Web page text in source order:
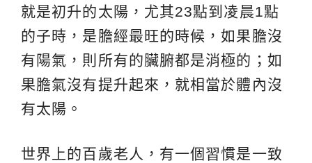
就是初升的太陽，尤其23點到凌晨1點
的子時，是膽經最旺的時候，如果膽沒
有陽氣，則所有的臟腑都是消極的；如
果膽氣沒有提升起來，就相當於體內沒
有太陽。
世界上的百歲老人，有一個習慣是一致